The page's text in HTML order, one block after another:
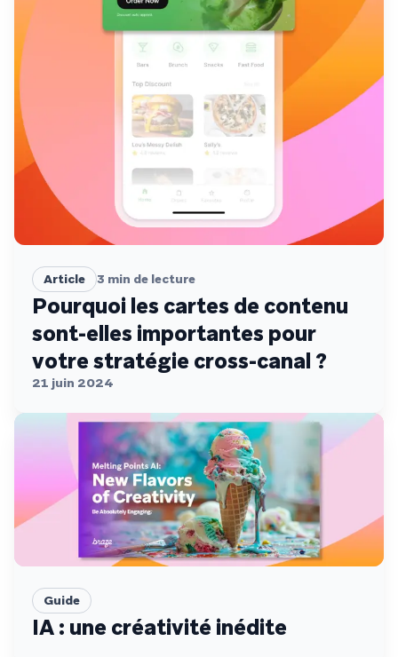
Article 3 min de lecture
Pourquoi les cartes de contenu
sont-elles importantes pour
votre stratégie cross-canal ?
21 juin 2024
Guide
IA : une créativité inédite